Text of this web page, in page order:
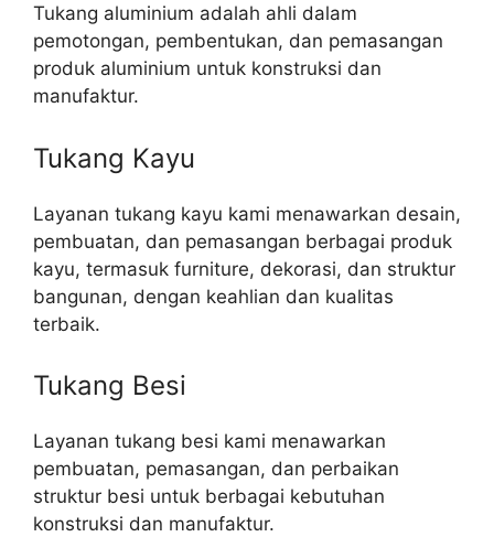
Tukang aluminium adalah ahli dalam
pemotongan, pembentukan, dan pemasangan
produk aluminium untuk konstruksi dan
manufaktur.
Tukang Kayu
Layanan tukang kayu kami menawarkan desain,
pembuatan, dan pemasangan berbagai produk
kayu, termasuk furniture, dekorasi, dan struktur
bangunan, dengan keahlian dan kualitas
terbaik.
Tukang Besi
Layanan tukang besi kami menawarkan
pembuatan, pemasangan, dan perbaikan
struktur besi untuk berbagai kebutuhan
konstruksi dan manufaktur.